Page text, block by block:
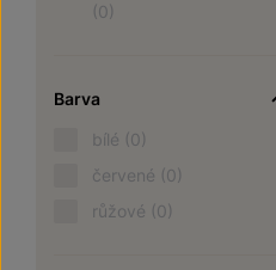
(0)
Barva
bílé (0)
červené (0)
růžové (0)